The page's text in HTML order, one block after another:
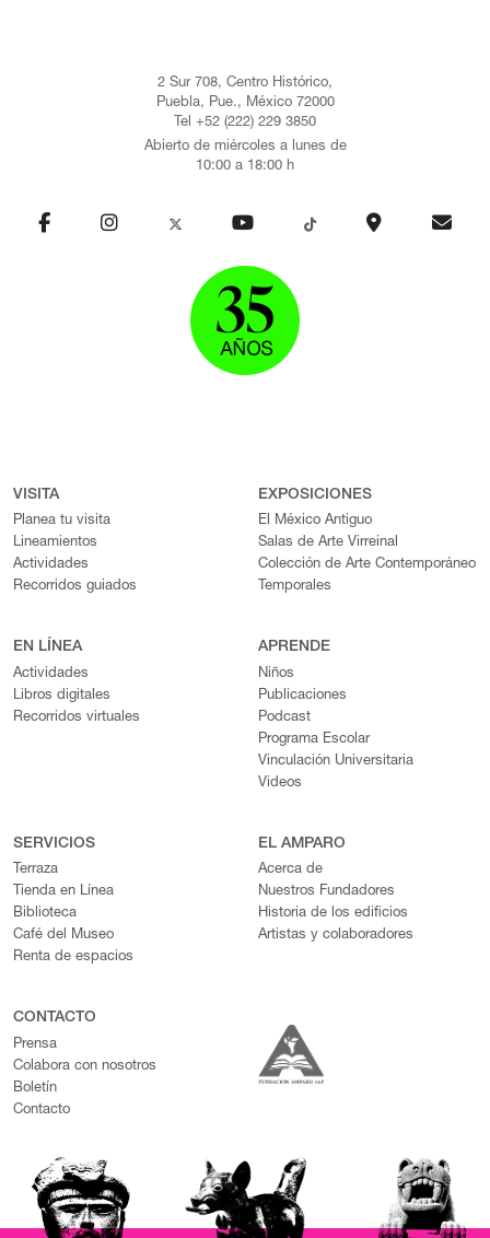
2 Sur 708, Centro Histórico,
Puebla, Pue., México 72000
Tel +52 (222) 229 3850
Abierto de miércoles a lunes de
10:00 a 18:00 h
VISITA
Planea tu visita
Lineamientos
Actividades
Recorridos guiados
EXPOSICIONES
El México Antiguo
Salas de Arte Virreinal
Colección de Arte Contemporáneo
Temporales
EN LÍNEA
Actividades
Libros digitales
Recorridos virtuales
APRENDE
Niños
Publicaciones
Podcast
Programa Escolar
Vinculación Universitaria
Videos
SERVICIOS
Terraza
Tienda en Línea
Biblioteca
Café del Museo
Renta de espacios
EL AMPARO
Acerca de
Nuestros Fundadores
Historia de los edificios
Artistas y colaboradores
CONTACTO
Prensa
Colabora con nosotros
Boletín
Contacto